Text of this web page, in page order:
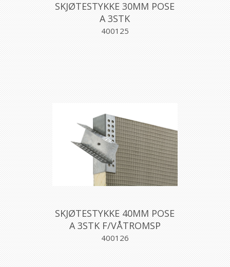
SKJØTESTYKKE 30MM POSE
A 3STK
400125
SKJØTESTYKKE 40MM POSE
A 3STK F/VÅTROMSP
400126